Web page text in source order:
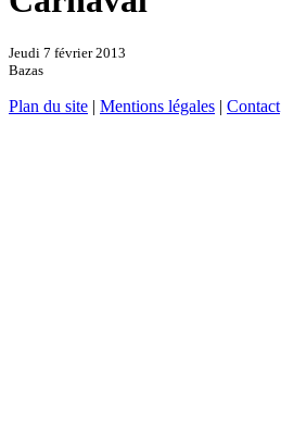
Jeudi 7 février 2013
Bazas
Plan du site | Mentions légales | Contact